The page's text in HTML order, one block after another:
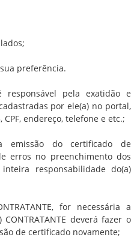
preferência.
responsável pela exatidão e
por ele(a) no portal,
endereço, telefone e etc.;
do certificado de
erros no preenchimento dos
responsabilidade do(a)
for necessária a
deverá fazer o
de certificado novamente;